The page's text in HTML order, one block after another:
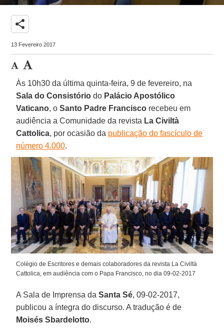
share
13 Fevereiro 2017
Às 10h30 da última quinta-feira, 9 de fevereiro, na
Sala do Consistório do Palácio Apostólico
Vaticano, oSanto Padre Francisco recebeu em
audiência a Comunidade da revista La Civiltà
Cattolica, por ocasião da publicação do fascículo de
número 4.000.
Colégio de Escritores e demais colaboradores da revista La Civiltà
Cattolica, em audiência com o Papa Francisco, no dia 09-02-2017
A Sala de Imprensa daSanta Sé, 09-02-2017,
publicou a íntegra do discurso. A tradução é de
Moisés Sbardelotto.